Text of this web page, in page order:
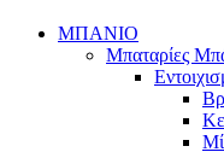
ΜΠΑΝΙΟ
Μπαταρίες